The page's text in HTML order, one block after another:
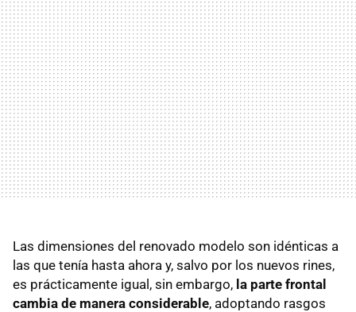
Las dimensiones del renovado modelo son idénticas a
las que tenía hasta ahora y, salvo por los nuevos rines,
es prácticamente igual, sin embargo, la parte frontal
cambia de manera considerable, adoptando rasgos